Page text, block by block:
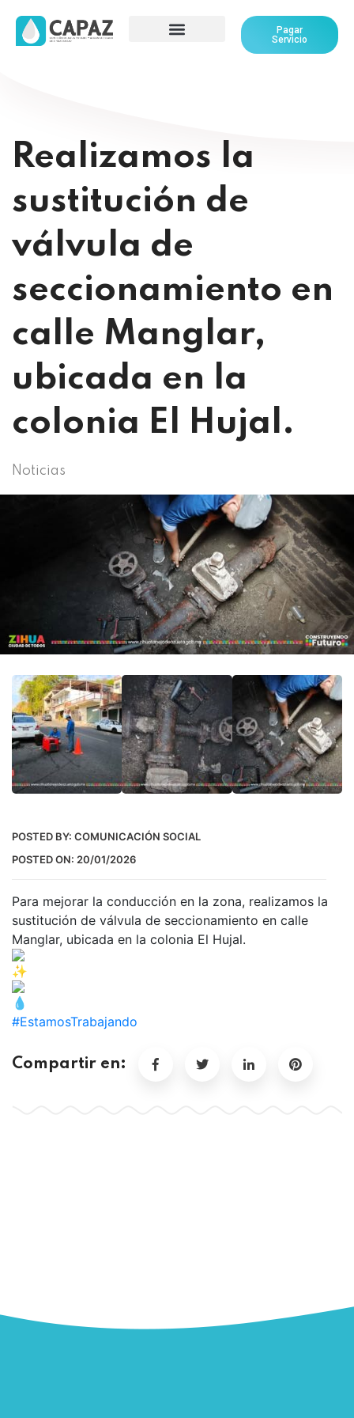
Pagar
Servicio
Realizamos la
sustitución de
válvula de
seccionamiento en
calle Manglar,
ubicada en la
colonia El Hujal.
Noticias
POSTED BY: COMUNICACIÓN SOCIAL
POSTED ON: 20/01/2026
Para mejorar la conducción en la zona, realizamos la
sustitución de válvula de seccionamiento en calle
Manglar, ubicada en la colonia El Hujal.
#EstamosTrabajando
Compartir en: